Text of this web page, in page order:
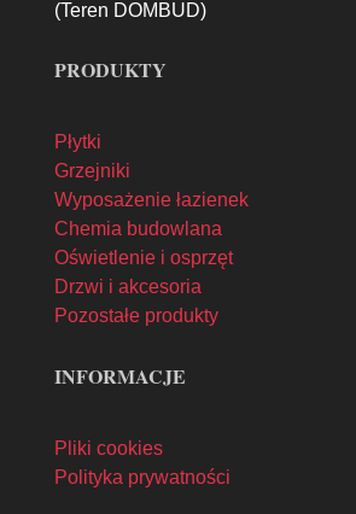
(Teren DOMBUD)
PRODUKTY
Płytki
Grzejniki
Wyposażenie łazienek
Chemia budowlana
Oświetlenie i osprzęt
Drzwi i akcesoria
Pozostałe produkty
INFORMACJE
Pliki cookies
Polityka prywatności